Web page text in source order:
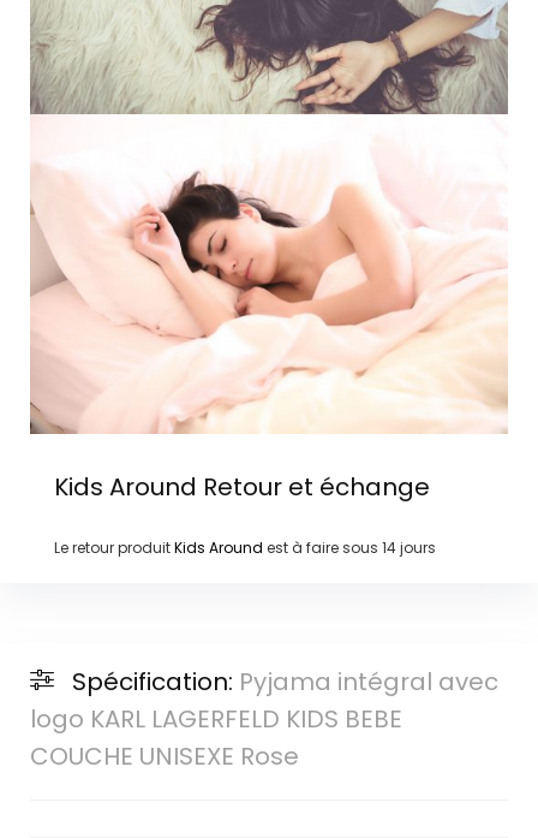
Kids Around Retour et échange
Le retour produitKids Around est à faire sous 14 jours
Spécification: Pyjama intégral avec
logo KARL LAGERFELD KIDS BEBE
COUCHE UNISEXE Rose